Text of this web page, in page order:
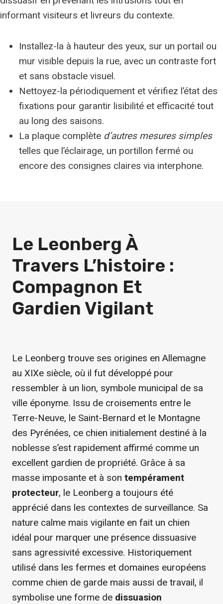
informant visiteurs et livreurs du contexte.
Installez-la à hauteur des yeux, sur un portail ou
mur visible depuis la rue, avec un contraste fort
et sans obstacle visuel.
Nettoyez-la périodiquement et vérifiez l’état des
fixations pour garantir lisibilité et efficacité tout
au long des saisons.
La plaque complète d’autres mesures simples
telles que l’éclairage, un portillon fermé ou
encore des consignes claires via interphone.
Le Leonberg À
Travers L’histoire :
Compagnon Et
Gardien Vigilant
Le Leonberg trouve ses origines en Allemagne
au XIXe siècle, où il fut développé pour
ressembler à un lion, symbole municipal de sa
ville éponyme. Issu de croisements entre le
Terre-Neuve, le Saint-Bernard et le Montagne
des Pyrénées, ce chien initialement destiné à la
noblesse s’est rapidement affirmé comme un
excellent gardien de propriété. Grâce à sa
masse imposante et à son tempérament
protecteur, le Leonberg a toujours été
apprécié dans les contextes de surveillance. Sa
nature calme mais vigilante en fait un chien
idéal pour marquer une présence dissuasive
sans agressivité excessive. Historiquement
utilisé dans les fermes et domaines européens
comme chien de garde mais aussi de travail, il
symbolise une forme de dissuasion